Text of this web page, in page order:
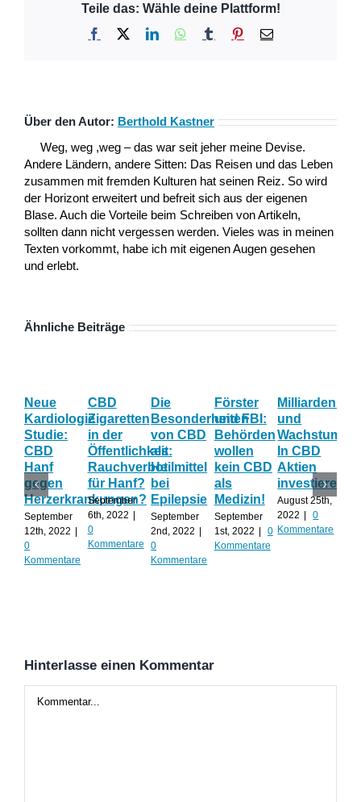
Teile das: Wähle deine Plattform!
Facebook LinkedInWhatsApp
Tumblr Pinterest
E-
Über den Autor: Berthold Kastner
Weg, weg ,weg – das war seit jeher meine Devise.
Andere Ländern, andere Sitten: Das Reisen und das Leben
zusammen mit fremden Kulturen hat seinen Reiz. So wird
der Horizont erweitert und befreit sich aus der eigenen
Blase. Auch die Vorteile beim Schreiben von Artikeln,
sollten dann nicht vergessen werden. Vieles was in meinen
Texten vorkommt, habe ich mit eigenen Augen gesehen
und erlebt.
Ähnliche Beiträge
Neue
Kardiologie
Studie:
CBD
Hanf
gegen
Herzerkrankungen?
September
12th, 2022
0
Kommentare
CBD
Zigaretten
in der
Öffentlichkeit:
Rauchverbot
für Hanf?
September
6th, 2022
0
Kommentare
Die
Besonderheiten
von CBD
als
Heilmittel
bei
Epilepsie
September
2nd, 2022
0
Kommentare
Förster
und FBI:
Behörden
wollen
kein CBD
als
Medizin!
September
1st, 2022
0
Kommentare
und
Wachstum:
In CBD
Aktien
investieren?
August 25th,
2022
0
Kommentare
Hinterlasse einen Kommentar